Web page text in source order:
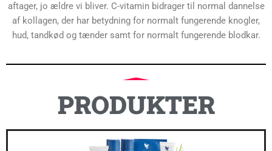
aftager, jo ældre vi bliver. C-vitamin bidrager til normal dannelse
af kollagen, der har betydning for normalt fungerende knogler,
hud, tandkød og tænder samt for normalt fungerende blodkar.
PRODUKTER